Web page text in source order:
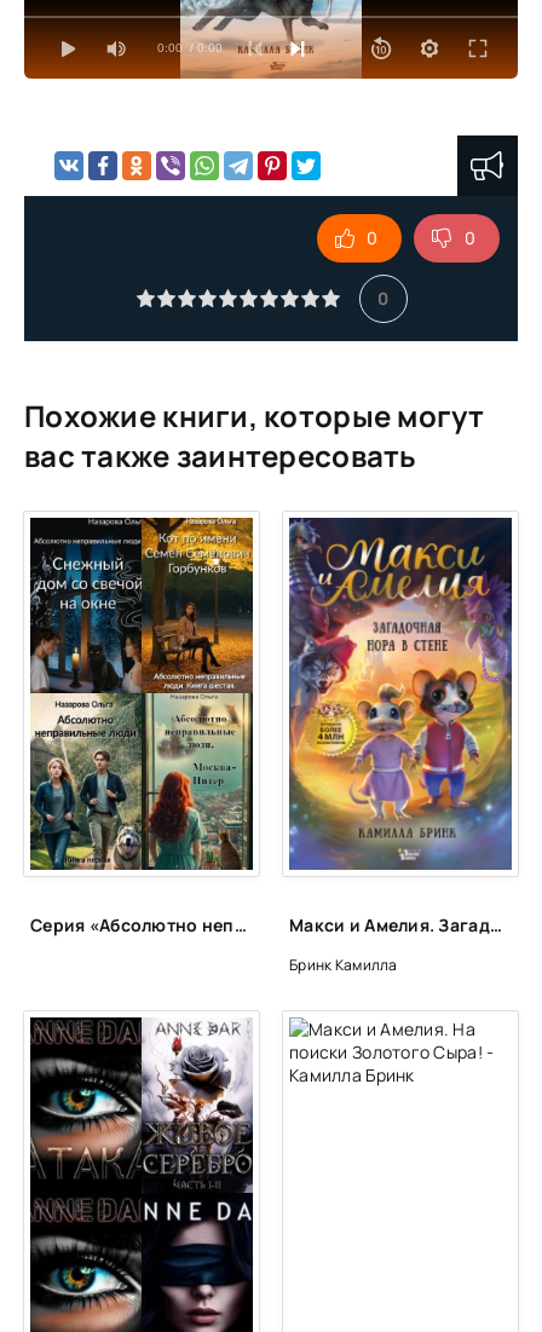
0:00 / 0:00
4
0
0 0
Похожие книги, которые могут
вас также заинтересовать
Серия «Абсолютно неправильные люди» Макси и Амелия. Загадочная нора в стене - Камилла Бринк
Бринк Камилла